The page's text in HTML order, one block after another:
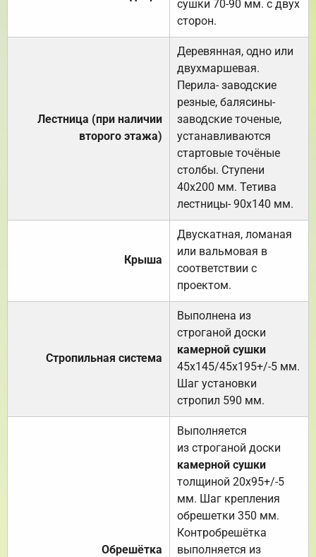
сушки 70-90 мм. с двух
сторон.
Лестница (при наличии
второго этажа)
Деревянная, одно или
двухмаршевая.
Перила- заводские
резные, балясины-
заводские точеные,
устанавливаются
стартовые точёные
столбы. Ступени
40х200 мм. Тетива
лестницы- 90х140 мм.
Крыша
Двускатная, ломаная
или вальмовая в
соответствии с
проектом.
Стропильная система
Выполнена из
строганой доски
камерной сушки
45х145/45х195+/-5 мм.
Шаг установки
стропил 590 мм.
Обрешётка
Выполняется
из строганой доски
камерной сушки
толщиной 20х95+/-5
мм. Шаг крепления
обрешетки 350 мм.
Контробрешётка
выполняется из